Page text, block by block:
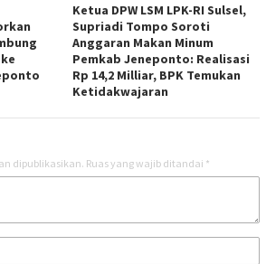
Ketua DPW LSM LPK-RI Sulsel,
Supriadi Tompo Soroti
Anggaran Makan Minum
Pemkab Jeneponto: Realisasi
Rp 14,2 Milliar, BPK Temukan
Ketidakwajaran
dipublikasikan. Ruas yang wajib ditandai *